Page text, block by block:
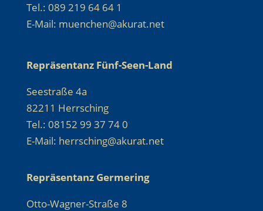
Tel.: 089 219 64 64 1
E-Mail: muenchen@akurat.net
Repräsentanz Fünf-Seen-Land
Seestraße 4a
82211 Herrsching
Tel.: 08152 99 37 74 0
E-Mail: herrsching@akurat.net
Repräsentanz Germering
Otto-Wagner-Straße 8